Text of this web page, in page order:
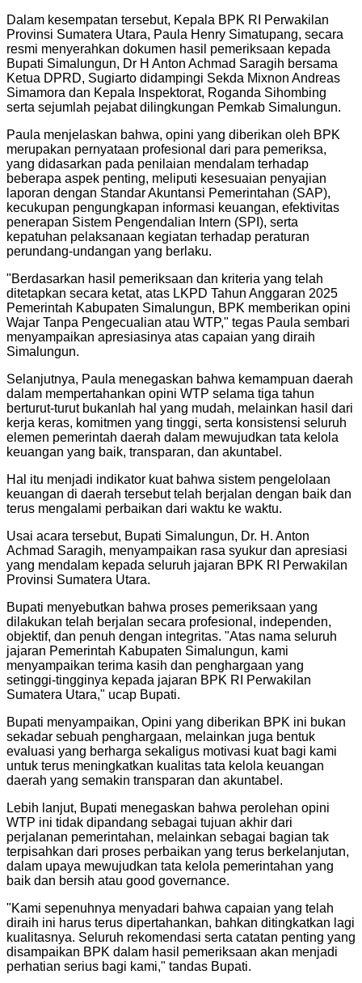
Dalam kesempatan tersebut, Kepala BPK RI Perwakilan
Provinsi Sumatera Utara, Paula Henry Simatupang, secara
resmi menyerahkan dokumen hasil pemeriksaan kepada
Bupati Simalungun, Dr H Anton Achmad Saragih bersama
Ketua DPRD, Sugiarto didampingi Sekda Mixnon Andreas
Simamora dan Kepala Inspektorat, Roganda Sihombing
serta sejumlah pejabat dilingkungan Pemkab Simalungun.
Paula menjelaskan bahwa, opini yang diberikan oleh BPK
merupakan pernyataan profesional dari para pemeriksa,
yang didasarkan pada penilaian mendalam terhadap
beberapa aspek penting, meliputi kesesuaian penyajian
laporan dengan Standar Akuntansi Pemerintahan (SAP),
kecukupan pengungkapan informasi keuangan, efektivitas
penerapan Sistem Pengendalian Intern (SPI), serta
kepatuhan pelaksanaan kegiatan terhadap peraturan
perundang-undangan yang berlaku.
"Berdasarkan hasil pemeriksaan dan kriteria yang telah
ditetapkan secara ketat, atas LKPD Tahun Anggaran 2025
Pemerintah Kabupaten Simalungun, BPK memberikan opini
Wajar Tanpa Pengecualian atau WTP," tegas Paula sembari
menyampaikan apresiasinya atas capaian yang diraih
Simalungun.
Selanjutnya, Paula menegaskan bahwa kemampuan daerah
dalam mempertahankan opini WTP selama tiga tahun
berturut-turut bukanlah hal yang mudah, melainkan hasil dari
kerja keras, komitmen yang tinggi, serta konsistensi seluruh
elemen pemerintah daerah dalam mewujudkan tata kelola
keuangan yang baik, transparan, dan akuntabel.
Hal itu menjadi indikator kuat bahwa sistem pengelolaan
keuangan di daerah tersebut telah berjalan dengan baik dan
terus mengalami perbaikan dari waktu ke waktu.
Usai acara tersebut, Bupati Simalungun, Dr. H. Anton
Achmad Saragih, menyampaikan rasa syukur dan apresiasi
yang mendalam kepada seluruh jajaran BPK RI Perwakilan
Provinsi Sumatera Utara.
Bupati menyebutkan bahwa proses pemeriksaan yang
dilakukan telah berjalan secara profesional, independen,
objektif, dan penuh dengan integritas. "Atas nama seluruh
jajaran Pemerintah Kabupaten Simalungun, kami
menyampaikan terima kasih dan penghargaan yang
setinggi-tingginya kepada jajaran BPK RI Perwakilan
Sumatera Utara," ucap Bupati.
Bupati menyampaikan, Opini yang diberikan BPK ini bukan
sekadar sebuah penghargaan, melainkan juga bentuk
evaluasi yang berharga sekaligus motivasi kuat bagi kami
untuk terus meningkatkan kualitas tata kelola keuangan
daerah yang semakin transparan dan akuntabel.
Lebih lanjut, Bupati menegaskan bahwa perolehan opini
WTP ini tidak dipandang sebagai tujuan akhir dari
perjalanan pemerintahan, melainkan sebagai bagian tak
terpisahkan dari proses perbaikan yang terus berkelanjutan,
dalam upaya mewujudkan tata kelola pemerintahan yang
baik dan bersih atau good governance.
"Kami sepenuhnya menyadari bahwa capaian yang telah
diraih ini harus terus dipertahankan, bahkan ditingkatkan lagi
kualitasnya. Seluruh rekomendasi serta catatan penting yang
disampaikan BPK dalam hasil pemeriksaan akan menjadi
perhatian serius bagi kami," tandas Bupati.